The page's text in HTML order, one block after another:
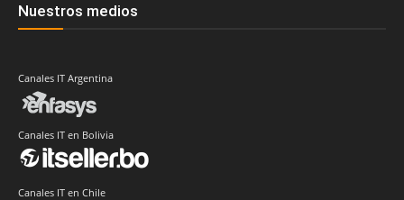
Nuestros medios
Canales IT Argentina
Canales IT en Bolivia
Canales IT en Chile